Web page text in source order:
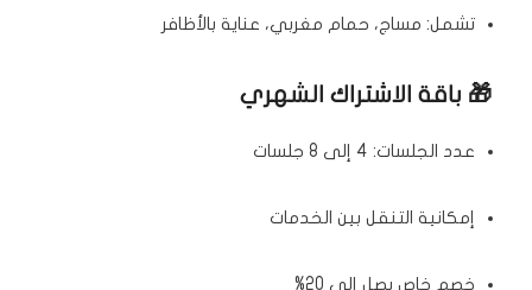
تشمل: مساج، حمام مغربي، عناية بالأظافر
🎁 باقة الاشتراك الشهري
عدد الجلسات: 4 إلى 8 جلسات
إمكانية التنقل بين الخدمات
خصم خاص يصل إلى 20%